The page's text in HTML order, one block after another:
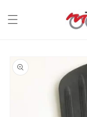
ai contenuti
informazioni
sul prodotto